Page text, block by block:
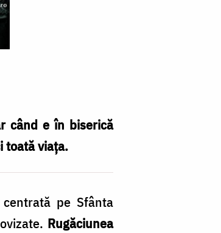
când e în biserică
toată viața.
pe Sfânta
Rugăciunea